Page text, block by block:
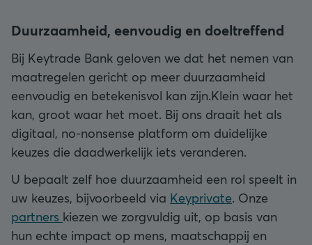
Duurzaamheid, eenvoudig en doeltreffend
Bij Keytrade Bank geloven we dat het nemen van
maatregelen gericht op meer duurzaamheid
eenvoudig en betekenisvol kan zijn.Klein waar het
kan, groot waar het moet. Bij ons draait het als
digitaal, no-nonsense platform om duidelijke
keuzes die daadwerkelijk iets veranderen.
U bepaalt zelf hoe duurzaamheid een rol speelt in
uw keuzes, bijvoorbeeld via Keyprivate. Onze
partners kiezen we zorgvuldig uit, op basis van
hun echte impact op mens, maatschappij en